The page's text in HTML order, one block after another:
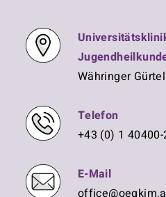
Währinger
Telefon
+43 (0) 1
E-Mail